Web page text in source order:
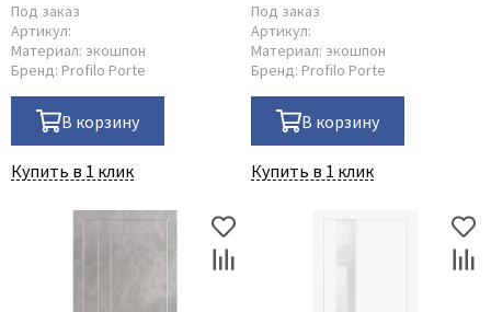
Под заказ
Артикул:
Материал: экошпон
Бренд: Profilo Porte
В корзину
Купить в 1 клик
Под заказ
Артикул:
Материал: экошпон
Бренд: Profilo Porte
В корзину
Купить в 1 клик